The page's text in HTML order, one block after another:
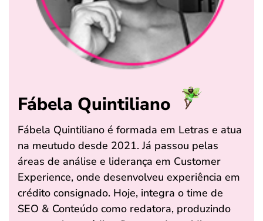
Fábela Quintiliano
Fábela Quintiliano é formada em Letras e atua
na meutudo desde 2021. Já passou pelas
áreas de análise e liderança em Customer
Experience, onde desenvolveu experiência em
crédito consignado. Hoje, integra o time de
SEO & Conteúdo como redatora, produzindo